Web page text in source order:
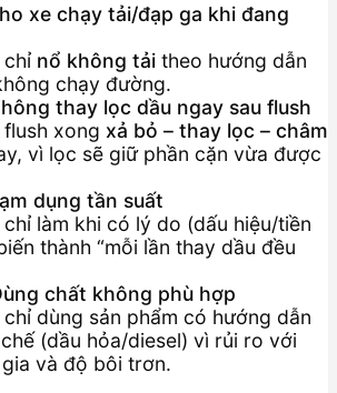
xe chạy tải/đạp ga khi đang
chỉ nổ không tải theo hướng dẫn
chạy đường.
thay lọc dầu ngay sau flush
xong xả bỏ – thay lọc – châm
vì lọc sẽ giữ phần cặn vừa được
dụng tần suất
làm khi có lý do (dấu hiệu/tiền
thành “mỗi lần thay dầu đều
chất không phù hợp
dùng sản phẩm có hướng dẫn
(dầu hỏa/diesel) vì rủi ro với
và độ bôi trơn.